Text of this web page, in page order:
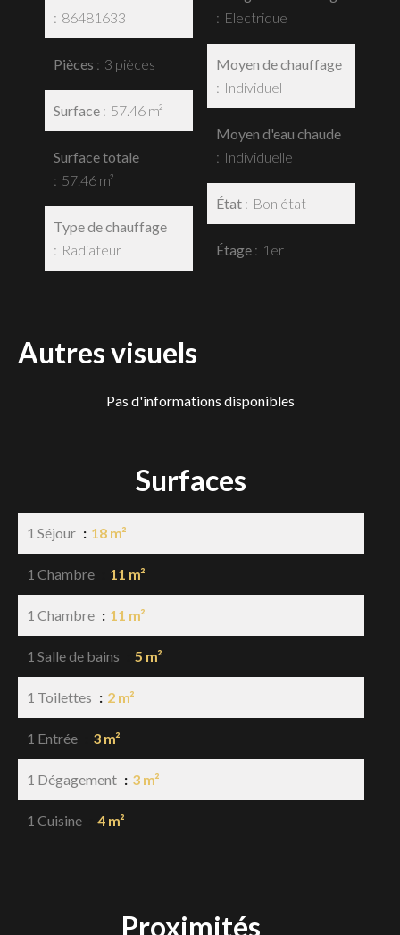
86481633
Pièces 3 pièces
Surface 57.46 m²
Surface totale
57.46 m²
Type de chauffage
Radiateur
Electrique
Moyen de chauffage
Individuel
Moyen d'eau chaude
Individuelle
État Bon état
Étage 1er
Autres visuels
Pas d'informations disponibles
Surfaces
1 Séjour 18 m²
1 Chambre 11 m²
1 Chambre 11 m²
1 Salle de bains 5 m²
1 Toilettes 2 m²
1 Entrée 3 m²
1 Dégagement 3 m²
1 Cuisine 4 m²
Proximités